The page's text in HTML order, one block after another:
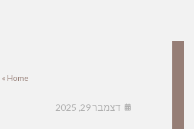
Home
»
דצמבר 29, 2025